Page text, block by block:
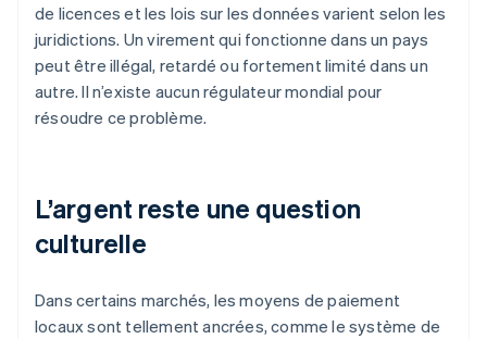
de licences et les lois sur les données varient selon les
juridictions. Un virement qui fonctionne dans un pays
peut être illégal, retardé ou fortement limité dans un
autre. Il n’existe aucun régulateur mondial pour
résoudre ce problème.
L’argent reste une question
culturelle
Dans certains marchés, les moyens de paiement
locaux sont tellement ancrées, comme le système de